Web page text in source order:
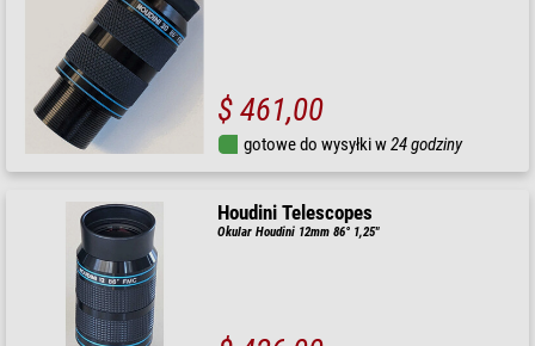
$ 461,00
gotowe do wysyłki w24 godziny
Houdini Telescopes
Okular Houdini 12mm 86° 1,25"